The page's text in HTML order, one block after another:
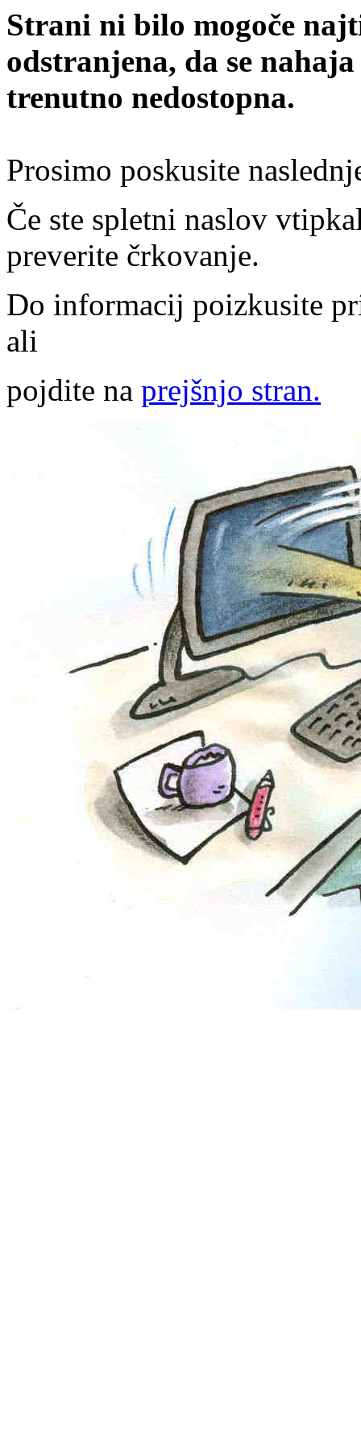
Strani ni bilo mogoče
odstranjena, da se
trenutno nedostopna.
Prosimo poskusite
Če ste spletni naslov
preverite črkovanje.
Do informacij poizkusite
ali
pojdite na prejšnjo stran.